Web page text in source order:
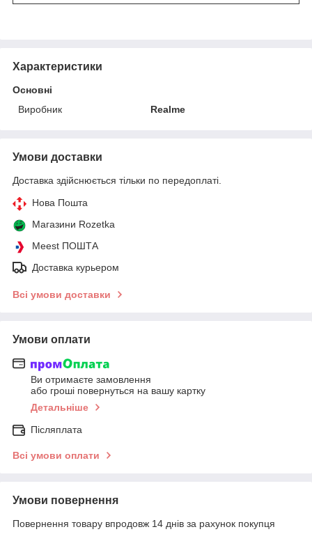
Характеристики
Основні
Виробник
Realme
Умови доставки
Доставка здійснюється тільки по передоплаті.
Нова Пошта
Магазини Rozetka
Meest ПОШТА
Доставка курьером
Всі умови доставки
Умови оплати
Ви отримаєте замовлення
або гроші повернуться на вашу картку
Детальніше
Післяплата
Всі умови оплати
Умови повернення
Повернення товару впродовж 14 днів за рахунок покупця